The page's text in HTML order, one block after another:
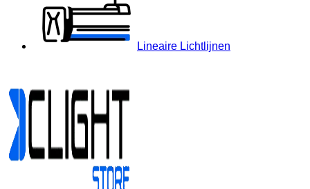
Lineaire Lichtlijnen